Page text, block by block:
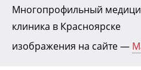
Многопрофильный
клиника в Красноярске
изображения на сайте —